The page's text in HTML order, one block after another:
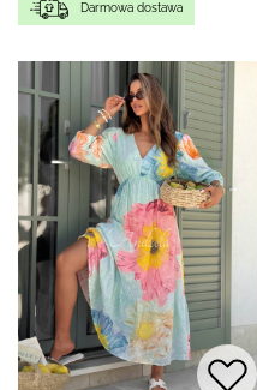
Darmowa dostawa